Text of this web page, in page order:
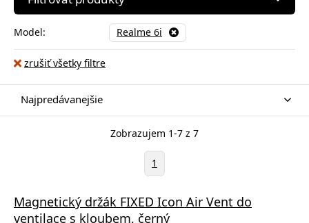
Model: Realme 6i
zrušiť všetky filtre
Najpredávanejšie
Zobrazujem 1-7 z 7
1
Magnetický držák FIXED Icon Air Vent do
ventilace s kloubem, černý